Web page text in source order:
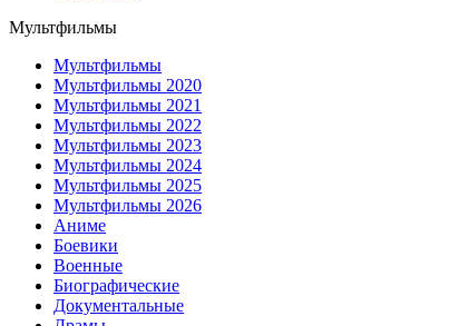
Мультфильмы
Мультфильмы
Мультфильмы 2020
Мультфильмы 2021
Мультфильмы 2022
Мультфильмы 2023
Мультфильмы 2024
Мультфильмы 2025
Мультфильмы 2026
Аниме
Боевики
Военные
Биографические
Документальные